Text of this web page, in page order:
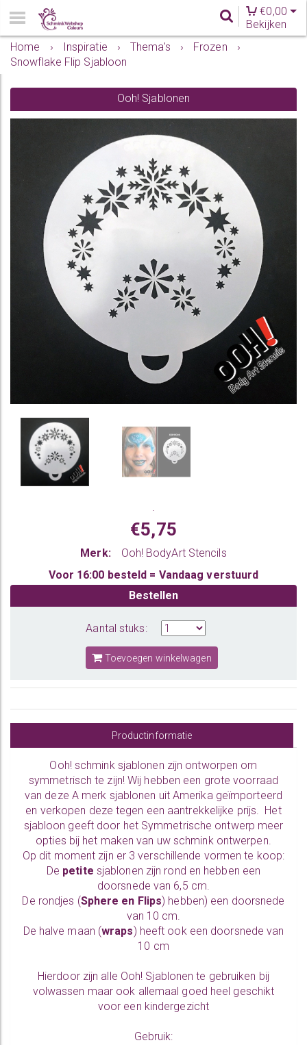
€0,00
Bekijken
Home
› Inspiratie › Thema's › Frozen
›
Snowflake Flip Sjabloon
Ooh! Sjablonen
.
€5,75
Merk:
Ooh! BodyArt Stencils
Voor 16:00 besteld = Vandaag verstuurd
Bestellen
Aantal stuks:
Toevoegen winkelwagen
Productinformatie
Ooh! schmink sjablonen zijn ontworpen om
symmetrisch te zijn! Wij hebben een grote voorraad
van deze A merk sjablonen uit Amerika geïmporteerd
en verkopen deze tegen een aantrekkelijke prijs. Het
sjabloon geeft door het Symmetrische ontwerp meer
opties bij het maken van uw schmink ontwerpen.
Op dit moment zijn er 3 verschillende vormen te koop:
De petite sjablonen zijn rond en hebben een
doorsnede van 6,5 cm.
De rondjes (Sphere en Flips) hebben) een doorsnede
van 10 cm.
De halve maan (wraps) heeft ook een doorsnede van
10 cm
Hierdoor zijn alle Ooh! Sjablonen te gebruiken bij
volwassen maar ook allemaal goed heel geschikt
voor een kindergezicht
Gebruik: